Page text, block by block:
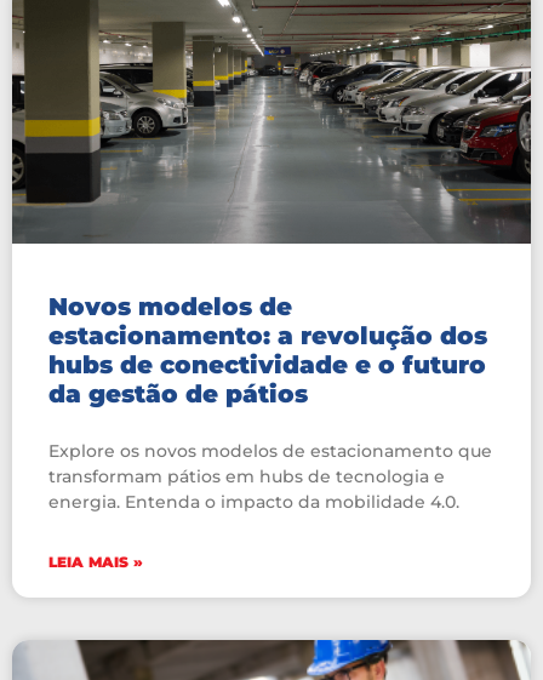
Novos modelos de
estacionamento: a revolução dos
hubs de conectividade e o futuro
da gestão de pátios
Explore os novos modelos de estacionamento que
transformam pátios em hubs de tecnologia e
energia. Entenda o impacto da mobilidade 4.0.
LEIA MAIS »